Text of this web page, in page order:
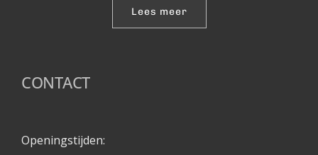
Lees meer
CONTACT
Openingstijden: